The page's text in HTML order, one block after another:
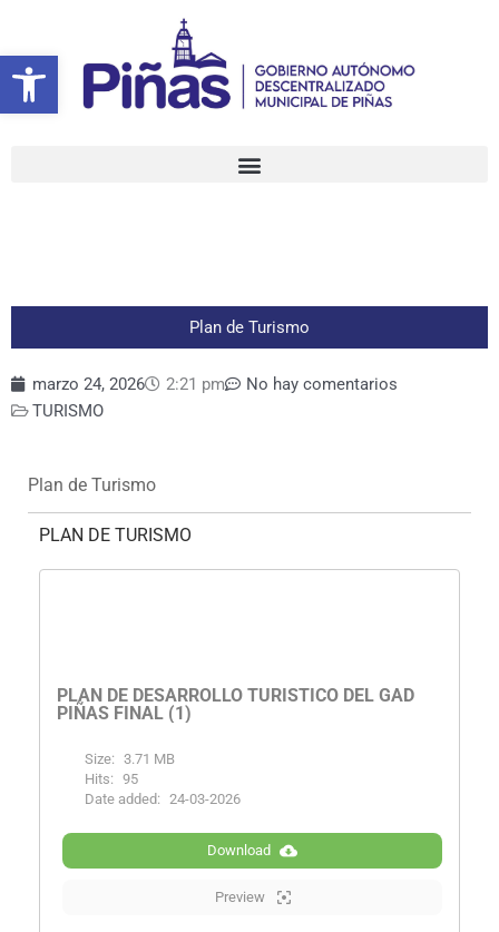
Abrir barra de herramientas
contenido
Plan de Turismo
marzo 24, 2026 2:21 pm
No hay comentarios
TURISMO
Plan de Turismo
PLAN DE TURISMO
PLAN DE DESARROLLO TURÍSTICO DEL GAD
PIÑAS FINAL (1)
Size: 3.71 MB
Hits: 95
Date added: 24-03-2026
Download
Preview